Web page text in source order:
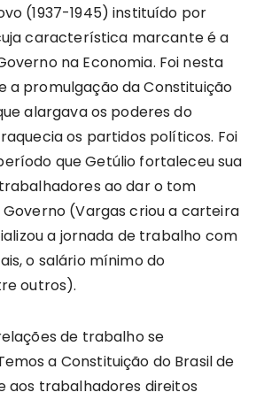
(1937-1945) instituído por
característica marcante é a
na Economia. Foi nesta
a promulgação da Constituição
alargava os poderes do
os partidos políticos. Foi
que Getúlio fortaleceu sua
ao dar o tom
(Vargas criou a carteira
a jornada de trabalho com
o salário mínimo do
outros).
de trabalho se
a Constituição do Brasil de
aos trabalhadores direitos